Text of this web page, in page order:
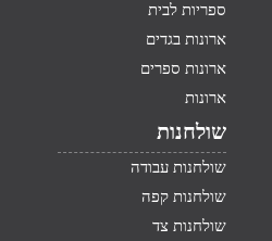
ספריות לבית
ארונות בגדים
ארונות ספרים
ארונות
שולחנות
שולחנות עבודה
שולחנות קפה
שולחנות צד